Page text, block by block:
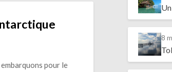
pour le
8